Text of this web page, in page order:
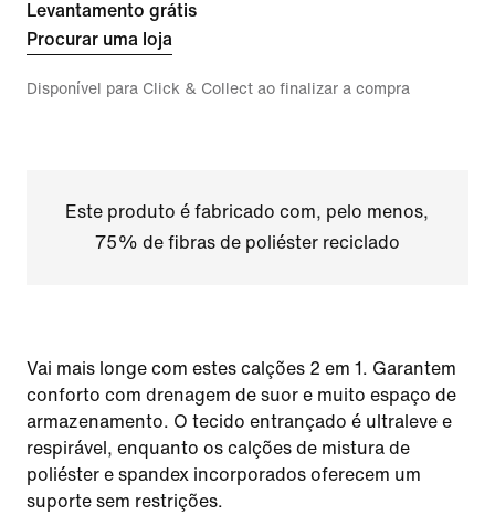
Levantamento grátis
Procurar uma loja
Disponível para Click & Collect ao finalizar a compra
Este produto é fabricado com, pelo menos,
75% de fibras de poliéster reciclado
Vai mais longe com estes calções 2 em 1. Garantem
conforto com drenagem de suor e muito espaço de
armazenamento. O tecido entrançado é ultraleve e
respirável, enquanto os calções de mistura de
poliéster e spandex incorporados oferecem um
suporte sem restrições.